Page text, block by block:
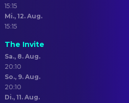
15:15
Mi., 12. Aug.
15:15
The Invite
Sa., 8. Aug.
20:10
So., 9. Aug.
20:10
Di., 11. Aug.